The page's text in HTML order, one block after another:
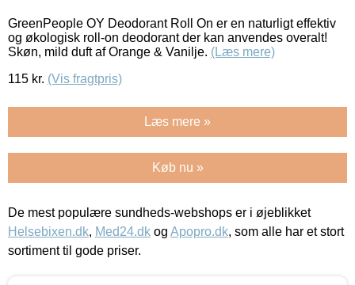
GreenPeople OY Deodorant Roll On er en naturligt effektiv
og økologisk roll-on deodorant der kan anvendes overalt!
Skøn, mild duft af Orange & Vanilje. (Læs mere)
115 kr. (Vis fragtpris)
Læs mere »
Køb nu »
De mest populære sundheds-webshops er i øjeblikket
Helsebixen.dk, Med24.dk og Apopro.dk, som alle har et stort
sortiment til gode priser.